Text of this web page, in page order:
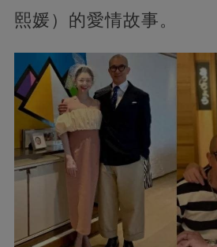
熙媛）的愛情故事。